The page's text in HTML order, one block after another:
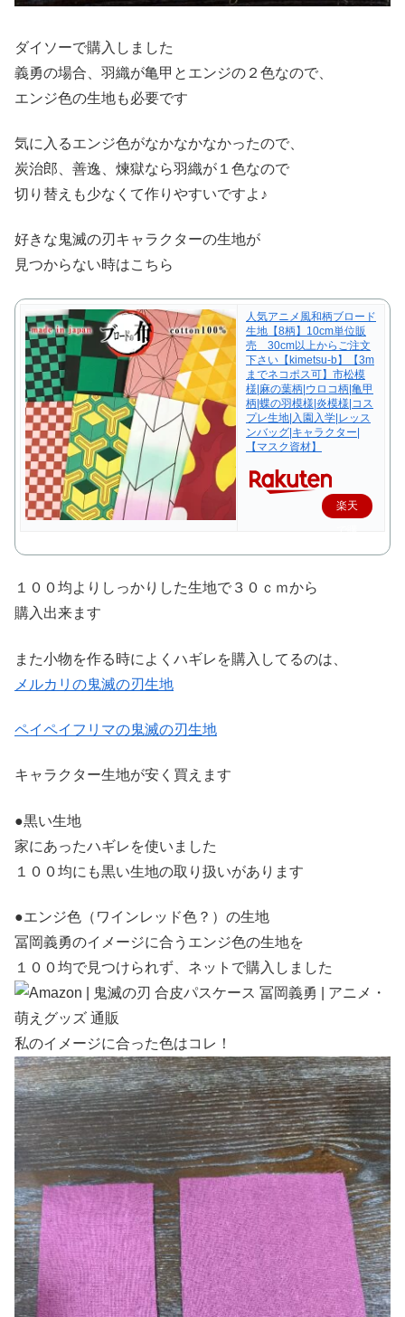
ダイソーで購入しました
義勇の場合、羽織が亀甲とエンジの２色なので、
エンジ色の生地も必要です
気に入るエンジ色がなかなかなかったので、
炭治郎、善逸、煉獄なら羽織が１色なので
切り替えも少なくて作りやすいですよ♪
好きな鬼滅の刃キャラクターの生地が
見つからない時はこちら
人気アニメ風和柄ブロード
生地【8柄】10cm単位販
売 30cm以上からご注文
下さい【kimetsu-b】【3m
までネコポス可】市松模
様|麻の葉柄|ウロコ柄|亀甲
柄|蝶の羽模様|炎模様|コス
プレ生地|入園入学|レッス
ンバッグ|キャラクター|
【マスク資材】
楽天
入
１００均よりしっかりした生地で３０ｃｍから
購入出来ます
また小物を作る時によくハギレを購入してるのは、
メルカリの鬼滅の刃生地
ペイペイフリマの鬼滅の刃生地
キャラクター生地が安く買えます
●黒い生地
家にあったハギレを使いました
１００均にも黒い生地の取り扱いがあります
●エンジ色（ワインレッド色？）の生地
冨岡義勇のイメージに合うエンジ色の生地を
１００均で見つけられず、ネットで購入しました
私のイメージに合った色はコレ！